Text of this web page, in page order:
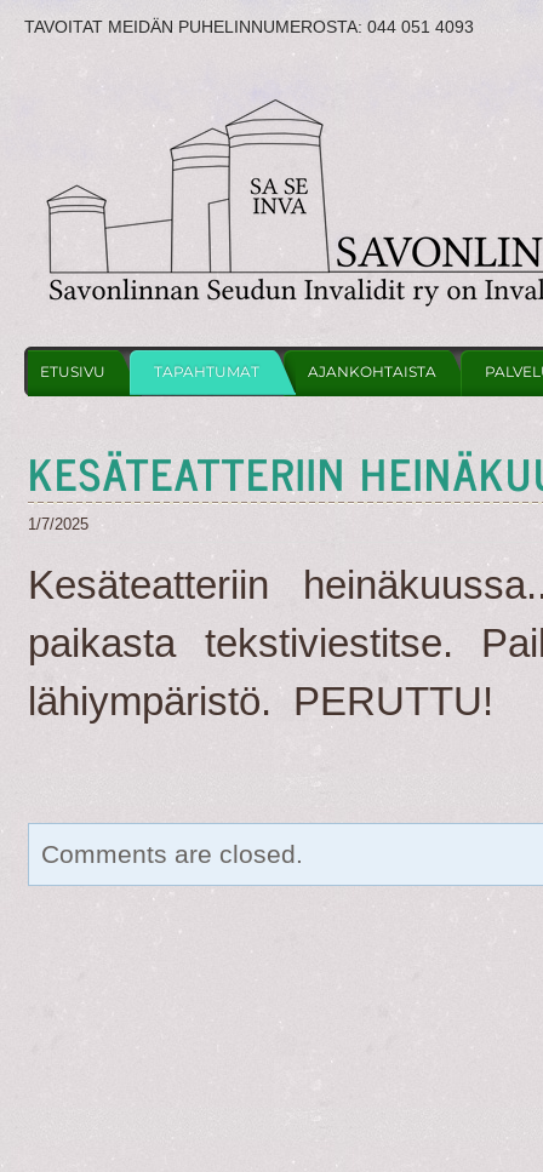
TAVOITAT MEIDÄN PUHELINNUMEROSTA: 044 051 4093
ETUSIVU TAPAHTUMAT AJANKOHTAISTA
KESÄTEATTERIIN
1/7/2025
Kesäteatteriin
paikasta tekstiviestitse.
lähiympäristö. PERUTTU!
Comments are closed.